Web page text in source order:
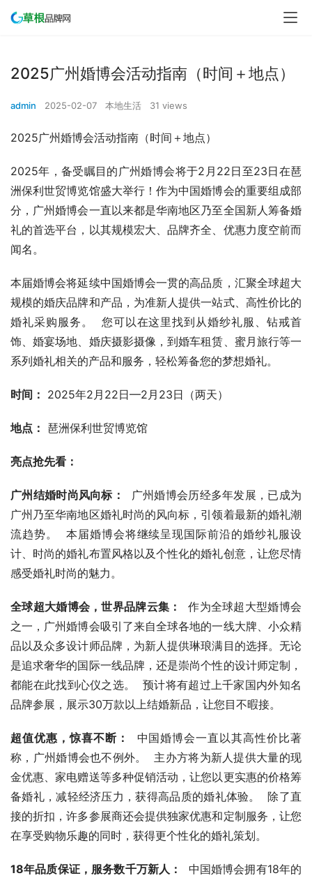
2025广州婚博会活动指南（时间＋地点）
admin 2025-02-07 本地生活 31 views
2025广州婚博会活动指南（时间＋地点）
2025年，备受瞩目的广州婚博会将于2月22日至23日在琶
洲保利世贸博览馆盛大举行！作为中国婚博会的重要组成部
分，广州婚博会一直以来都是华南地区乃至全国新人筹备婚
礼的首选平台，以其规模宏大、品牌齐全、优惠力度空前而
闻名。
本届婚博会将延续中国婚博会一贯的高品质，汇聚全球超大
规模的婚庆品牌和产品，为准新人提供一站式、高性价比的
婚礼采购服务。  您可以在这里找到从婚纱礼服、钻戒首
饰、婚宴场地、婚庆摄影摄像，到婚车租赁、蜜月旅行等一
系列婚礼相关的产品和服务，轻松筹备您的梦想婚礼。
时间： 2025年2月22日—2月23日（两天）
地点： 琶洲保利世贸博览馆
亮点抢先看：
广州结婚时尚风向标：
  广州婚博会历经多年发展，已成为
广州乃至华南地区婚礼时尚的风向标，引领着最新的婚礼潮
流趋势。  本届婚博会将继续呈现国际前沿的婚纱礼服设
计、时尚的婚礼布置风格以及个性化的婚礼创意，让您尽情
感受婚礼时尚的魅力。
全球超大婚博会，世界品牌云集：
  作为全球超大型婚博会
之一，广州婚博会吸引了来自全球各地的一线大牌、小众精
品以及众多设计师品牌，为新人提供琳琅满目的选择。无论
是追求奢华的国际一线品牌，还是崇尚个性的设计师定制，
都能在此找到心仪之选。  预计将有超过上千家国内外知名
品牌参展，展示30万款以上结婚新品，让您目不暇接。
超值优惠，惊喜不断：
  中国婚博会一直以其高性价比著
称，广州婚博会也不例外。  主办方将为新人提供大量的现
金优惠、家电赠送等多种促销活动，让您以更实惠的价格筹
备婚礼，减轻经济压力，获得高品质的婚礼体验。  除了直
接的折扣，许多参展商还会提供独家优惠和定制服务，让您
在享受购物乐趣的同时，获得更个性化的婚礼策划。
18年品质保证，服务数千万新人：
  中国婚博会拥有18年的